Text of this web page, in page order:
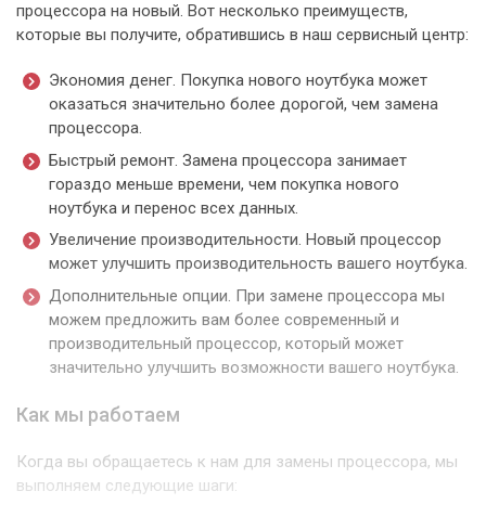
процессора на новый. Вот несколько преимуществ,
которые вы получите, обратившись в наш сервисный центр:
Экономия денег. Покупка нового ноутбука может
оказаться значительно более дорогой, чем замена
процессора.
Быстрый ремонт. Замена процессора занимает
гораздо меньше времени, чем покупка нового
ноутбука и перенос всех данных.
Увеличение производительности. Новый процессор
может улучшить производительность вашего ноутбука.
Дополнительные опции. При замене процессора мы
можем предложить вам более современный и
производительный процессор, который может
значительно улучшить возможности вашего ноутбука.
Как мы работаем
Когда вы обращаетесь к нам для замены процессора, мы
выполняем следующие шаги: